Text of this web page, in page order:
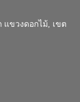
แขวงดอกไม้, เขต